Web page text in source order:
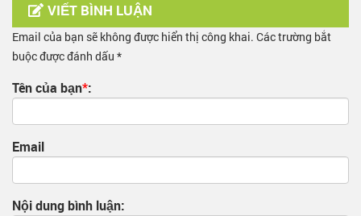
VIẾT BÌNH LUẬN
Email của bạn sẽ không được hiển thị công khai. Các trường bắt
buộc được đánh dấu *
Tên của bạn*:
Email
Nội dung bình luận: